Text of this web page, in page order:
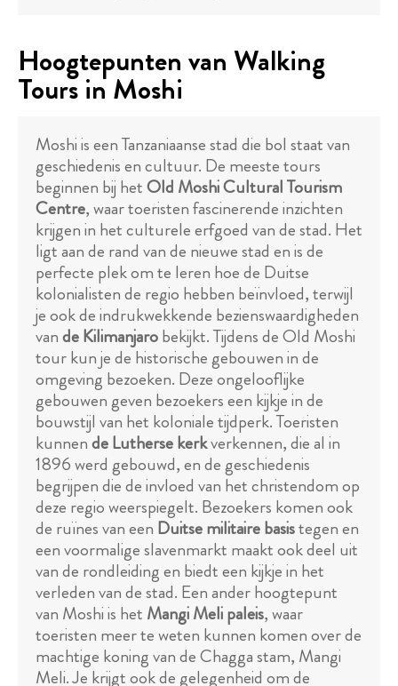
Hoogtepunten van Walking
Tours in Moshi
Moshi is een Tanzaniaanse stad die bol staat van
geschiedenis en cultuur. De meeste tours
beginnen bij hetOld Moshi Cultural Tourism
Centre, waar toeristen fascinerende inzichten
krijgen in het culturele erfgoed van de stad. Het
ligt aan de rand van de nieuwe stad en is de
perfecte plek om te leren hoe de Duitse
kolonialisten de regio hebben beïnvloed, terwijl
je ook de indrukwekkende bezienswaardigheden
vande Kilimanjarobekijkt. Tijdens de Old Moshi
tour kun je de historische gebouwen in de
omgeving bezoeken. Deze ongelooflijke
gebouwen geven bezoekers een kijkje in de
bouwstijl van het koloniale tijdperk. Toeristen
kunnende Lutherse kerkverkennen, die al in
1896 werd gebouwd, en de geschiedenis
begrijpen die de invloed van het christendom op
deze regio weerspiegelt. Bezoekers komen ook
de ruïnes van een Duitse militaire basistegen en
een voormalige slavenmarkt maakt ook deel uit
van de rondleiding en biedt een kijkje in het
verleden van de stad. Een ander hoogtepunt
van Moshi is het Mangi Meli paleis, waar
toeristen meer te weten kunnen komen over de
machtige koning van de Chagga stam, Mangi
Meli. Je krijgt ook de gelegenheid om de